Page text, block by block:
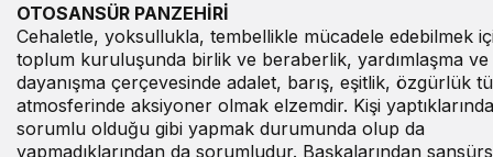
OTOSANSÜR PANZEHİRİ
Cehaletle, yoksullukla, tembellikle mücadele edebilmek
toplum kuruluşunda birlik ve beraberlik, yardımlaşma ve
dayanışma çerçevesinde adalet, barış, eşitlik, özgürlük
atmosferinde aksiyoner olmak elzemdir. Kişi
sorumlu olduğu gibi yapmak durumunda olup da
yapmadıklarından da sorumludur. Başkalarından